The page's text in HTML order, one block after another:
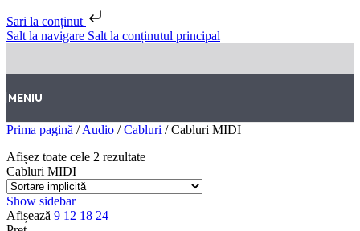
Sari la conținut
Salt la navigare Salt la conținutul principal
MENIU
Prima pagină / Audio / Cabluri / Cabluri MIDI
Afișez toate cele 2 rezultate
Cabluri MIDI
Show sidebar
Afișează 9 12 18 24